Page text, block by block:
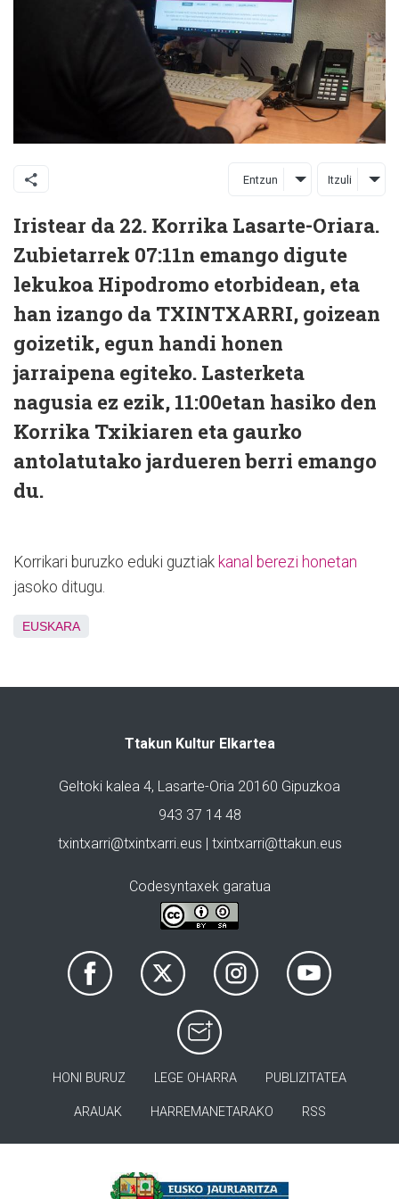
Entzun Itzuli
Iristear da 22. Korrika Lasarte-Oriara.
Zubietarrek 07:11n emango digute
lekukoa Hipodromo etorbidean, eta
han izango da TXINTXARRI, goizean
goizetik, egun handi honen
jarraipena egiteko. Lasterketa
nagusia ez ezik, 11:00etan hasiko den
Korrika Txikiaren eta gaurko
antolatutako jardueren berri emango
du.
Korrikari buruzko eduki guztiak kanal berezi honetan
jasoko ditugu.
EUSKARA
Ttakun Kultur Elkartea
Geltoki kalea 4, Lasarte-Oria 20160 Gipuzkoa
943 37 14 48
txintxarri@txintxarri.eus | txintxarri@ttakun.eus
Codesyntaxek garatua
HONI BURUZ LEGE OHARRA PUBLIZITATEA
ARAUAK HARREMANETARAKO RSS